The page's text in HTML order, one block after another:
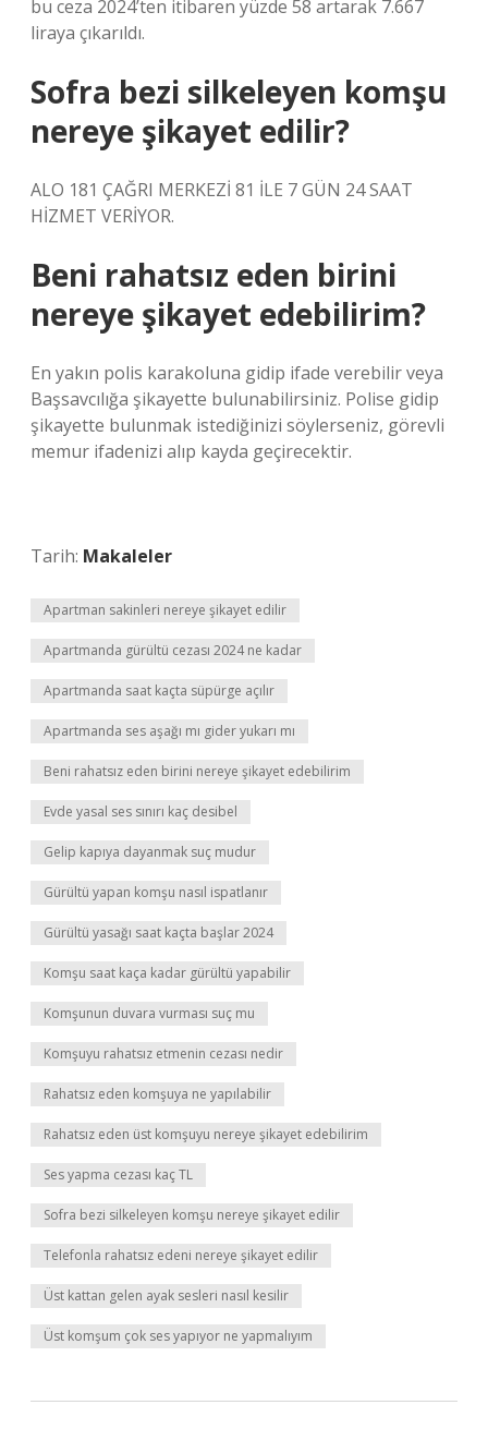
bu ceza 2024’ten itibaren yüzde 58 artarak 7.667
liraya çıkarıldı.
Sofra bezi silkeleyen komşu
nereye şikayet edilir?
ALO 181 ÇAĞRI MERKEZİ 81 İLE 7 GÜN 24 SAAT
HİZMET VERİYOR.
Beni rahatsız eden birini
nereye şikayet edebilirim?
En yakın polis karakoluna gidip ifade verebilir veya
Başsavcılığa şikayette bulunabilirsiniz. Polise gidip
şikayette bulunmak istediğinizi söylerseniz, görevli
memur ifadenizi alıp kayda geçirecektir.
Tarih: Makaleler
Apartman sakinleri nereye şikayet edilir
Apartmanda gürültü cezası 2024 ne kadar
Apartmanda saat kaçta süpürge açılır
Apartmanda ses aşağı mı gider yukarı mı
Beni rahatsız eden birini nereye şikayet edebilirim
Evde yasal ses sınırı kaç desibel
Gelip kapıya dayanmak suç mudur
Gürültü yapan komşu nasıl ispatlanır
Gürültü yasağı saat kaçta başlar 2024
Komşu saat kaça kadar gürültü yapabilir
Komşunun duvara vurması suç mu
Komşuyu rahatsız etmenin cezası nedir
Rahatsız eden komşuya ne yapılabilir
Rahatsız eden üst komşuyu nereye şikayet edebilirim
Ses yapma cezası kaç TL
Sofra bezi silkeleyen komşu nereye şikayet edilir
Telefonla rahatsız edeni nereye şikayet edilir
Üst kattan gelen ayak sesleri nasıl kesilir
Üst komşum çok ses yapıyor ne yapmalıyım